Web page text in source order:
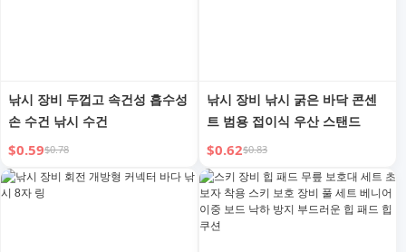
낚시 장비 두껍고 속건성 흡수성
손 수건 낚시 수건
$0.59$0.78
낚시 장비 낚시 굵은 바닥 콘센
트 범용 접이식 우산 스탠드
$0.62$0.83